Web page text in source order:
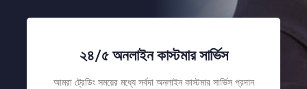
২৪/৫ অনলাইন কাস্টমার সার্ভিস
আমরা ট্রেডিং সময়ের মধ্যে সর্বদা অনলাইন কাস্টমার সার্ভিস প্রদান